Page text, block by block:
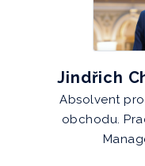
Jindřich
Absolvent
obchodu.